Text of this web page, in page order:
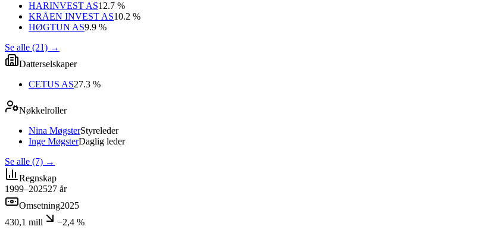
HARINVEST AS12.7 %
KRÅEN INVEST AS10.2 %
HØGTUN AS9.9 %
Se alle (21) →
Datterselskaper
CETUS AS27.3 %
Nøkkelroller
Nina MøgsterStyreleder
Inge MøgsterDaglig leder
Se alle (7) →
Regnskap
1999–202527 år
Omsetning2025
430,1 mill
−2,4 %